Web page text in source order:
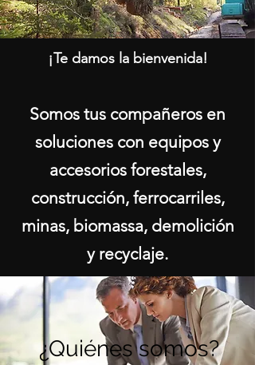
¡Te damos la bienvenida!
Somos tus compañeros en
soluciones con equipos y
accesorios forestales,
construcción, ferrocarriles,
minas, biomassa, demolición
y recyclaje.
¿Quiénes somos?